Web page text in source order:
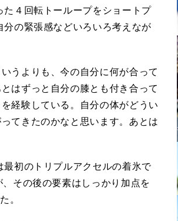
４回転トーループをショートプ
の緊張感などいろいろ考えなが
うよりも、今の自分に何が合って
はずっと自分の膝とも付き合って
経験している。自分の体がどうい
てきたのかなと思います。あとは
初のトリプルアクセルの着氷で
その後の要素はしっかり加点を
。